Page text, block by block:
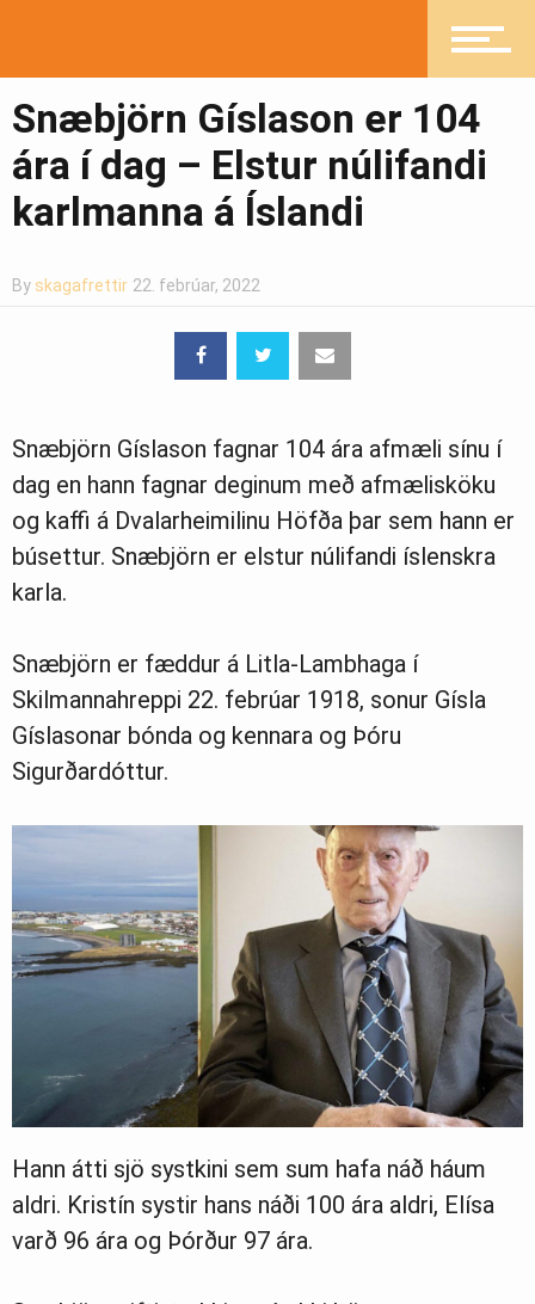
Mannlíf
Heilsueflandi samfélag
Ljósmyndasafn
Snæbjörn Gíslason er 104
ára í dag – Elstur núlifandi
karlmanna á Íslandi
By skagafrettir 22. febrúar, 2022
Snæbjörn Gíslason fagnar 104 ára afmæli sínu í
dag en hann fagnar deginum með afmælisköku
og kaffi á Dvalarheimilinu Höfða þar sem hann er
búsettur. Snæbjörn er elstur núlifandi íslenskra
karla.
Snæbjörn er fæddur á Litla-Lambhaga í
Skilmannahreppi 22. febrúar 1918, sonur Gísla
Gíslasonar bónda og kennara og Þóru
Sigurðardóttur.
Hann átti sjö systkini sem sum hafa náð háum
aldri. Kristín systir hans náði 100 ára aldri, Elísa
varð 96 ára og Þórður 97 ára.